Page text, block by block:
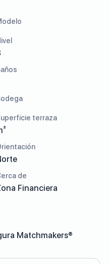
terraza
de
Financiera
Matchmakers®